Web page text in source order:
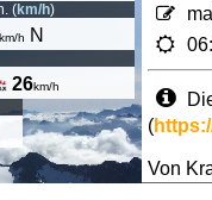
(km/h)
km/h N
26km/h
(
Von
kleiner